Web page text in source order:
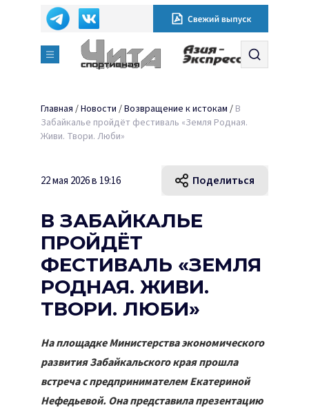
Главная /Новости /Возвращение к истокам / В
Забайкалье пройдёт фестиваль «Земля Родная.
Живи. Твори. Люби»
22 мая 2026 в 19:16 Поделиться
В ЗАБАЙКАЛЬЕ
ПРОЙДЁТ
ФЕСТИВАЛЬ «ЗЕМЛЯ
РОДНАЯ. ЖИВИ.
ТВОРИ. ЛЮБИ»
На площадке Министерства экономического
развития Забайкальского края прошла
встреча с предпринимателем Екатериной
Нефедьевой. Она представила презентацию